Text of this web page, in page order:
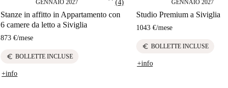
GENNAIO 2027
(4)
Stanze in affitto in Appartamento con
6 camere da letto a Siviglia
873 €/mese
euro BOLLETTE INCLUSE
+info
GENNAIO 2027
Studio Premium a Siviglia
1043 €/mese
euro BOLLETTE INCLUSE
+info